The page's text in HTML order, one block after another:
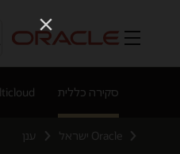
תפריט
סקירה כללית
Oracle ישראל ענן